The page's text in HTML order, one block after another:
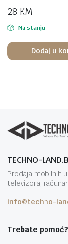
28 KM
Na stanju
Dodaj u
TECHNO-
Prodaja mobilnih
televizora,
info@techno-
Trebate pomoć?